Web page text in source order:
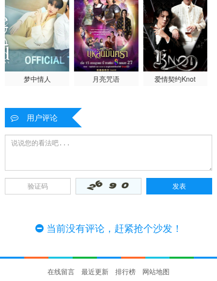
梦中情人 月亮咒语 爱情契约Knot
用户评论
当前没有评论，赶紧抢个沙发！
在线留言 最近更新 排行榜 网站地图